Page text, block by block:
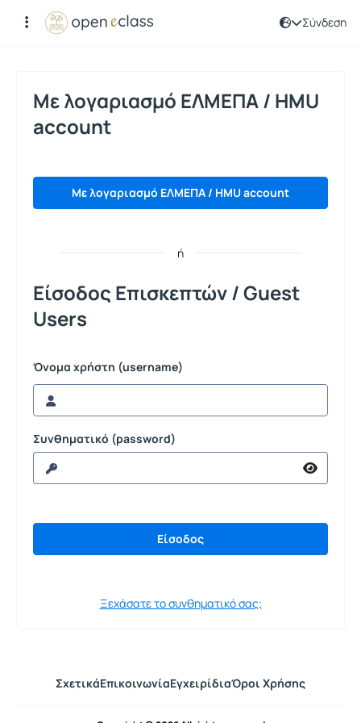
Σύνδεση
Σύνδεση
Με λογαριασμό ΕΛΜΕΠΑ / HMU
account
Με λογαριασμό ΕΛΜΕΠΑ / HMU account
ή
Είσοδος Επισκεπτών / Guest
Users
Όνομα χρήστη (username)
Συνθηματικό (password)
Ξεχάσατε το συνθηματικό σας;
ΣχετικάΕπικοινωνίαΕγχειρίδιαΌροι Χρήσης